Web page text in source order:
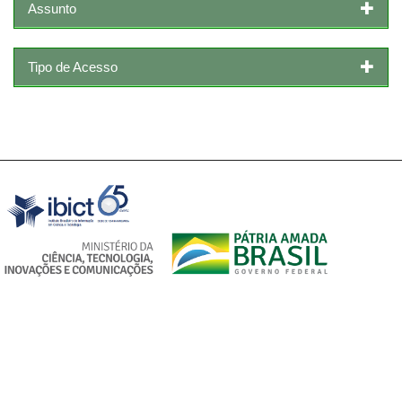
Assunto
Tipo de Acesso